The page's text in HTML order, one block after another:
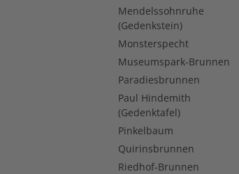
Mendelssohnruhe
(Gedenkstein)
Monsterspecht
Museumspark-Brunnen
Paradiesbrunnen
Paul Hindemith
(Gedenktafel)
Pinkelbaum
Quirinsbrunnen
Riedhof-Brunnen